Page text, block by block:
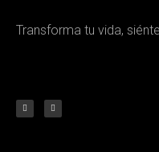
Transforma tu vida,